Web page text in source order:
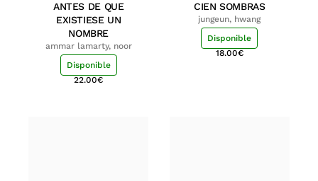
ANTES DE QUE
EXISTIESE UN
NOMBRE
ammar lamarty, noor
Disponible
22.00€
CIEN SOMBRAS
jungeun, hwang
Disponible
18.00€